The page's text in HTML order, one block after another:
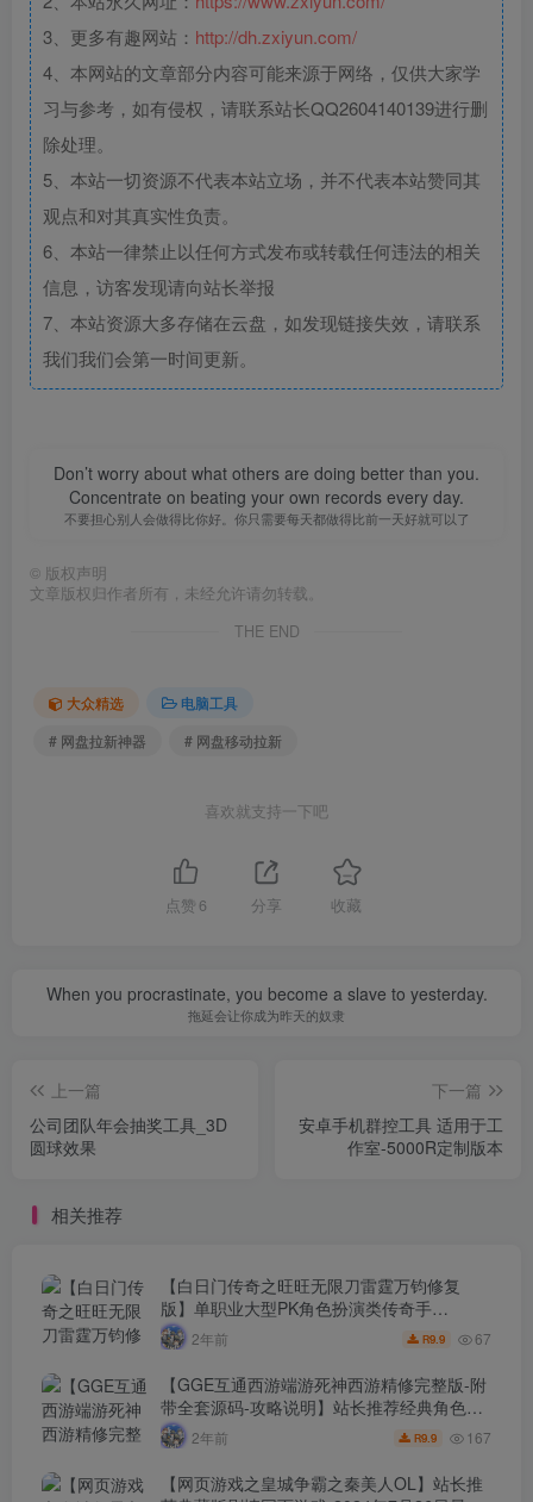
3、更多有趣网站： http://dh.zxiyun.com/
4、本网站的文章部分内容可能来源于网络，仅供大家学
习与参考，如有侵权，请联系站长QQ2604140139进行删
除处理。
5、本站一切资源不代表本站立场，并不代表本站赞同其
观点和对其真实性负责。
6、本站一律禁止以任何方式发布或转载任何违法的相关
信息，访客发现请向站长举报
7、本站资源大多存储在云盘，如发现链接失效，请联系
我们我们会第一时间更新。
Don’t worry about what others are doing better than you.
Concentrate on beating your own records every day.
不要担心别人会做得比你好。你只需要每天都做得比前一天好就可以了
© 版权声明
文章版权归作者所有，未经允许请勿转载。
THE END
大众精选
电脑工具
# 网盘拉新神器
# 网盘移动拉新
喜欢就支持一下吧
点赞 6 分享 收藏
When you procrastinate, you become a slave to yesterday.
拖延会让你成为昨天的奴隶
上一篇
公司团队年会抽奖工具_3D
圆球效果
下一篇
安卓手机群控工具 适用于工
作室-5000R定制版本
相关推荐
【白日门传奇之旺旺无限刀雷霆万钧修复
版】单职业大型PK角色扮演类传奇手
游-2024年7月26日最新打包win服务端源码视
频架设教程-开放多区-多功能GM授权后台-开
放跨服-运营后台-安卓版本！
2年前 R9.9 67
【GGE互通西游端游死神西游精修完整版-附
带全套源码-攻略说明】站长推荐经典角色扮
演类剧情回合端游-2024年7月26日最新打包
Win服务端源码架设教程-全套源码-配套完整
PC客户端安卓！
2年前 R9.9 167
【网页游戏之皇城争霸之秦美人OL】站长推